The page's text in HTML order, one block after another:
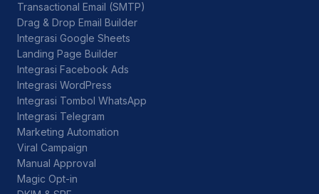
Transactional Email (SMTP)
Drag & Drop Email Builder
Integrasi Google Sheets
Landing Page Builder
Integrasi Facebook Ads
Integrasi WordPress
Integrasi Tombol WhatsApp
Integrasi Telegram
Marketing Automation
Viral Campaign
Manual Approval
Magic Opt-in